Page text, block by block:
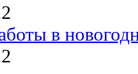
в